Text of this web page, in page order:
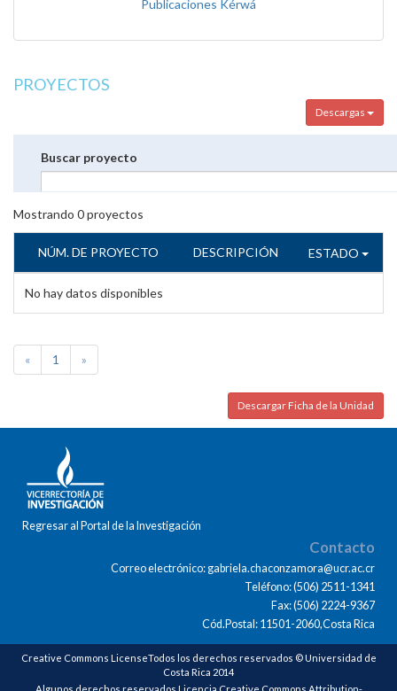
Publicaciones Kérwá
PROYECTOS
Descargas
Buscar proyecto
Mostrando 0proyectos
NÚM. DE PROYECTO DESCRIPCIÓN ESTADO
No hay datos disponibles
« 1 »
Descargar Ficha de la Unidad
Regresar al Portal de la Investigación
Contacto
Correo electrónico: gabriela.chaconzamora@ucr.ac.cr
Teléfono: (506) 2511-1341
Fax: (506) 2224-9367
Cód.Postal: 11501-2060,Costa Rica
Creative Commons LicenseTodos los derechos reservados © Universidad de
Costa Rica 2014